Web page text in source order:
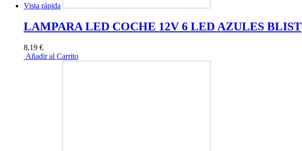
Vista rápida
LAMPARA LED COCHE 12V 6 LED AZULES BLIST
8,19 €
Añadir al Carrito